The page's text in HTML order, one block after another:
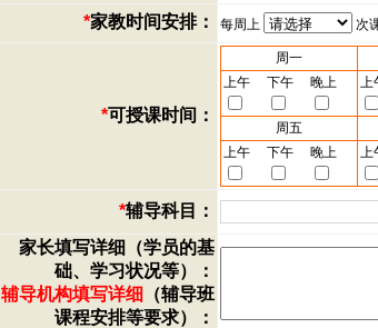
*家教时间安排： 每周上 次
*可授课时间：
周一
上午
下午 晚上 上
周五
上午 下午 晚上 上
*辅导科目：
家长填写详细（学员的基
础、学习状况等）：
辅导机构填写详细 （辅导班
课程安排等要求）：